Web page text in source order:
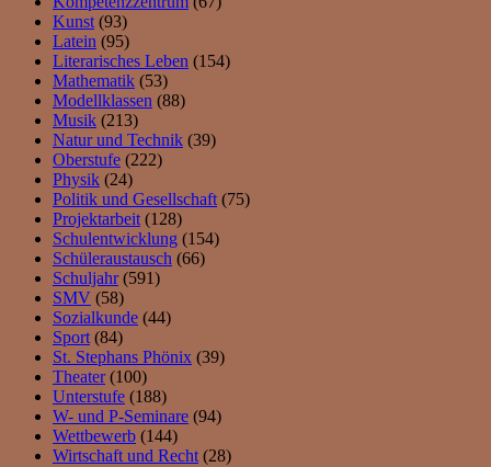
Kunst (93)
Latein (95)
Literarisches Leben (154)
Mathematik (53)
Modellklassen (88)
Musik (213)
Natur und Technik (39)
Oberstufe (222)
Physik (24)
Politik und Gesellschaft (75)
Projektarbeit (128)
Schulentwicklung (154)
Schüleraustausch (66)
Schuljahr (591)
SMV (58)
Sozialkunde (44)
Sport (84)
St. Stephans Phönix (39)
Theater (100)
Unterstufe (188)
W- und P-Seminare (94)
Wettbewerb (144)
Wirtschaft und Recht (28)